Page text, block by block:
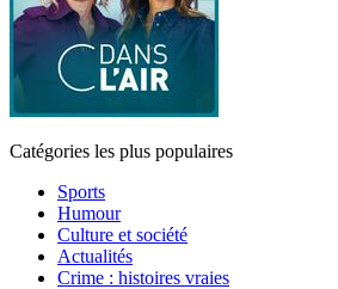
Catégories les plus populaires
Sports
Humour
Culture et société
Actualités
Crime : histoires vraies